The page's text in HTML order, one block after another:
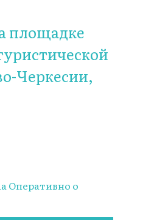
площадке
Черкесии,